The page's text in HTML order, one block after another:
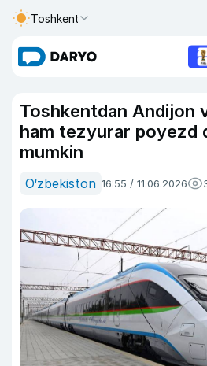
Toshkent
Toshkentdan Andijon
ham tezyurar poyezd
mumkin
O‘zbekiston 16:55 / 11.06.2026